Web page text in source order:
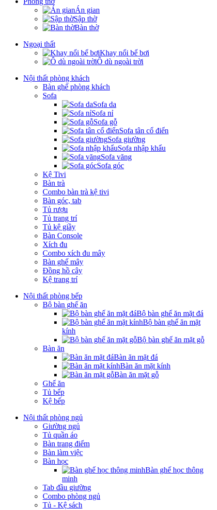
Án gian
Sập thờ
Bàn thờ
Ngoại thất
Khay nổi bể bơi
Ô dù ngoài trời
Nội thất phòng khách
Bàn ghế phòng khách
Sofa
Sofa da
Sofa nỉ
Sofa gỗ
Sofa tân cổ điển
Sofa giường
Sofa nhập khẩu
Sofa văng
Sofa góc
Kệ Tivi
Bàn trà
Combo bàn trà kệ tivi
Bàn góc, tab
Tủ rượu
Tủ trang trí
Tủ kệ giầy
Bàn Console
Xích đu
Combo xích đu mây
Bàn ghế mây
Đồng hồ cây
Kệ trang trí
Nội thất phòng bếp
Bộ bàn ghế ăn
Bộ bàn ghế ăn mặt đá
Bộ bàn ghế ăn mặt
kính
Bộ bàn ghế ăn mặt gỗ
Bàn ăn
Bàn ăn mặt đá
Bàn ăn mặt kính
Bàn ăn mặt gỗ
Ghế ăn
Tủ bếp
Kệ bếp
Nội thất phòng ngủ
Giường ngủ
Tủ quần áo
Bàn trang điểm
Bàn làm việc
Bàn học
Bàn ghế học thông
minh
Tab đầu giường
Combo phòng ngủ
Tủ - Kệ sách